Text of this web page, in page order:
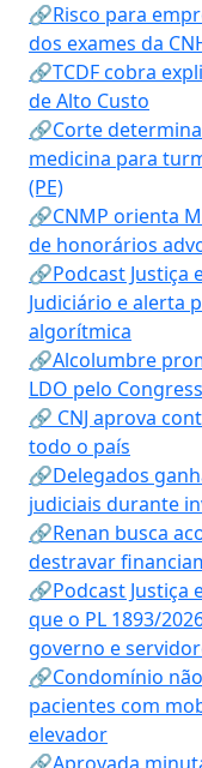
🔗Risco para
dos exames da
🔗TCDF cobra
de Alto Custo
🔗Corte
medicina para
(PE)
🔗CNMP orienta
de honorários
🔗Podcast Justiça
Judiciário e alerta
algorítmica
🔗Alcolumbre
LDO pelo
🔗 CNJ aprova
todo o país
🔗Delegados
judiciais durante
🔗Renan busca
destravar
🔗Podcast Justiça
que o PL 1893/
governo e
🔗Condomínio
pacientes com
elevador